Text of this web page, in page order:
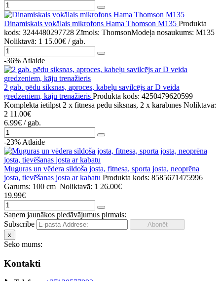
Dinamiskais vokālais mikrofons Hama Thomson M135 Produkta
kods: 3244480297728 Zīmols: ThomsonModeļa nosaukums: M135
Noliktavā: 1 15.00€ / gab.
-36% Atlaide
2 gab. pēdu siksnas, aproces, kabeļu savilcējs ar D veida
gredzeniem, kāju trenažieris Produkta kods: 4250479620599
Komplektā ietilpst 2 x fitnesa pēdu siksnas, 2 x karabīnes Noliktavā:
2 11.00€
6.99€ / gab.
-23% Atlaide
Muguras un vēdera sildoša josta, fitnesa, sporta josta, neoprēna
josta, tievēšanas josta ar kabatu Produkta kods: 8585671475996
Garums: 100 cm Noliktavā: 1 26.00€
19.99€
Saņem jaunākos piedāvājumus pirmais:
Subscribe
x
Seko mums:
Kontakti